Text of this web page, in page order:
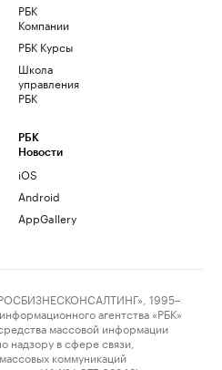
РБК
Компании
РБК Курсы
Школа
управления
РБК
РБК
Новости
iOS
Android
AppGallery
1995–
агентства «РБК»
массовой информации
надзору в сфере связи,
коммуникаций